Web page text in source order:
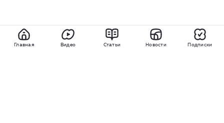
Главная Видео Статьи Новости Подписки